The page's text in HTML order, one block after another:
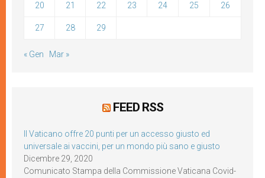
20 21 22 23 24 25 26
27 28 29
« Gen Mar »
FEED RSS
Il Vaticano offre 20 punti per un accesso giusto ed
universale ai vaccini, per un mondo più sano e giusto
Dicembre 29, 2020
Comunicato Stampa della Commissione Vaticana Covid-